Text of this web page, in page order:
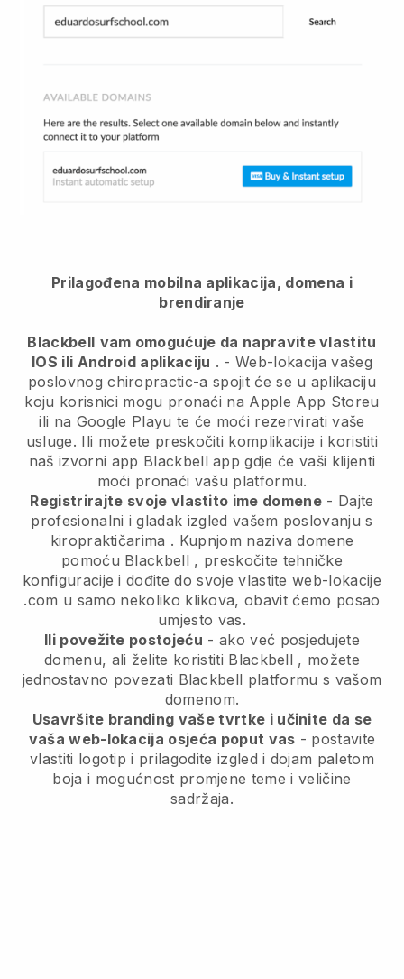
Prilagođena mobilna aplikacija, domena i
brendiranje
Blackbell vam omogućuje da napravite vlastitu
IOS ili Android aplikaciju . -Web-lokacija vašeg
poslovnog chiropractic-a spojit će se u aplikaciju
koju korisnici mogu pronaći na Apple App Storeu
ili na Google Playu te će moći rezervirati vaše
usluge. Ili možete preskočiti komplikacije i koristiti
naš izvorni app Blackbell app gdje će vaši klijenti
moći pronaći vašu platformu.
Registrirajte svoje vlastito ime domene- Dajte
profesionalni i gladak izgled vašem poslovanju s
kiropraktičarima . Kupnjom naziva domene
pomoću Blackbell , preskočite tehničke
konfiguracije i dođite do svoje vlastite web-lokacije
.com u samo nekoliko klikova, obavit ćemo posao
umjesto vas.
Ili povežite postojeću - ako već posjedujete
domenu, ali želite koristiti Blackbell , možete
jednostavno povezati Blackbell platformu s vašom
domenom.
Usavršite branding vaše tvrtke i učinite da se
vaša web-lokacija osjeća poput vas - postavite
vlastiti logotip i prilagodite izgled i dojam paletom
boja i mogućnost promjene teme i veličine
sadržaja.